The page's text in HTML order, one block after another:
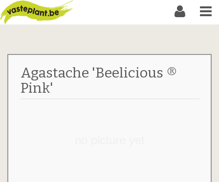
Agastache 'Beelicious ®
Pink'